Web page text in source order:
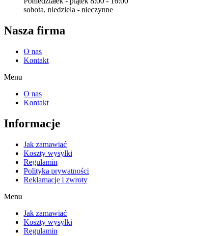
sobota, niedziela - nieczynne
Nasza firma
O nas
Kontakt
Menu
O nas
Kontakt
Informacje
Jak zamawiać
Koszty wysyłki
Regulamin
Polityka prywatności
Reklamacje i zwroty
Menu
Jak zamawiać
Koszty wysyłki
Regulamin